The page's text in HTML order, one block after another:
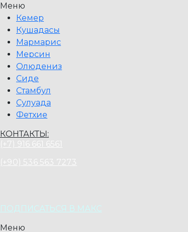
Меню
Кемер
Кушадасы
Мармарис
Мерсин
Олюдениз
Сиде
Стамбул
Сулуада
Фетхие
КОНТАКТЫ:
(+7) 916 661 6561
(+90) 536 563 7273
ПОДПИСАТЬСЯ В МАКС
Меню